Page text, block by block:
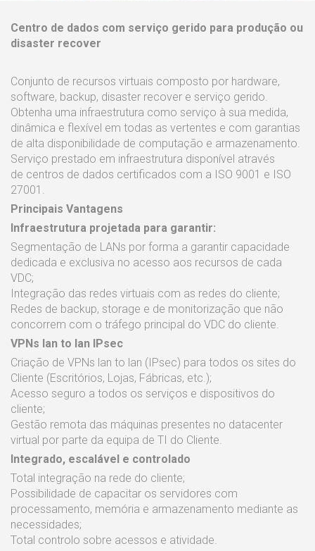
Centro de dados com serviço gerido para produção ou
disaster recover
Conjunto de recursos virtuais composto por hardware,
software, backup, disaster recover e serviço gerido.
Obtenha uma infraestrutura como serviço à sua medida,
dinâmica e flexível em todas as vertentes e com garantias
de alta disponibilidade de computação e armazenamento.
Serviço prestado em infraestrutura disponível através
de centros de dados certificados com a ISO 9001 e ISO
27001.
Principais Vantagens
Infraestrutura projetada para garantir:
Segmentação de LANs por forma a garantir capacidade
dedicada e exclusiva no acesso aos recursos de cada
VDC;
Integração das redes virtuais com as redes do cliente;
Redes de backup, storage e de monitorização que não
concorrem com o tráfego principal do VDC do cliente.
VPNs lan to lan IPsec
Criação de VPNs lan to lan (IPsec) para todos os sites do
Cliente (Escritórios, Lojas, Fábricas, etc.);
Acesso seguro a todos os serviços e dispositivos do
cliente;
Gestão remota das máquinas presentes no datacenter
virtual por parte da equipa de TI do Cliente.
Integrado, escalável e controlado
Total integração na rede do cliente;
Possibilidade de capacitar os servidores com
processamento, memória e armazenamento mediante as
necessidades;
Total controlo sobre acessos e atividade.